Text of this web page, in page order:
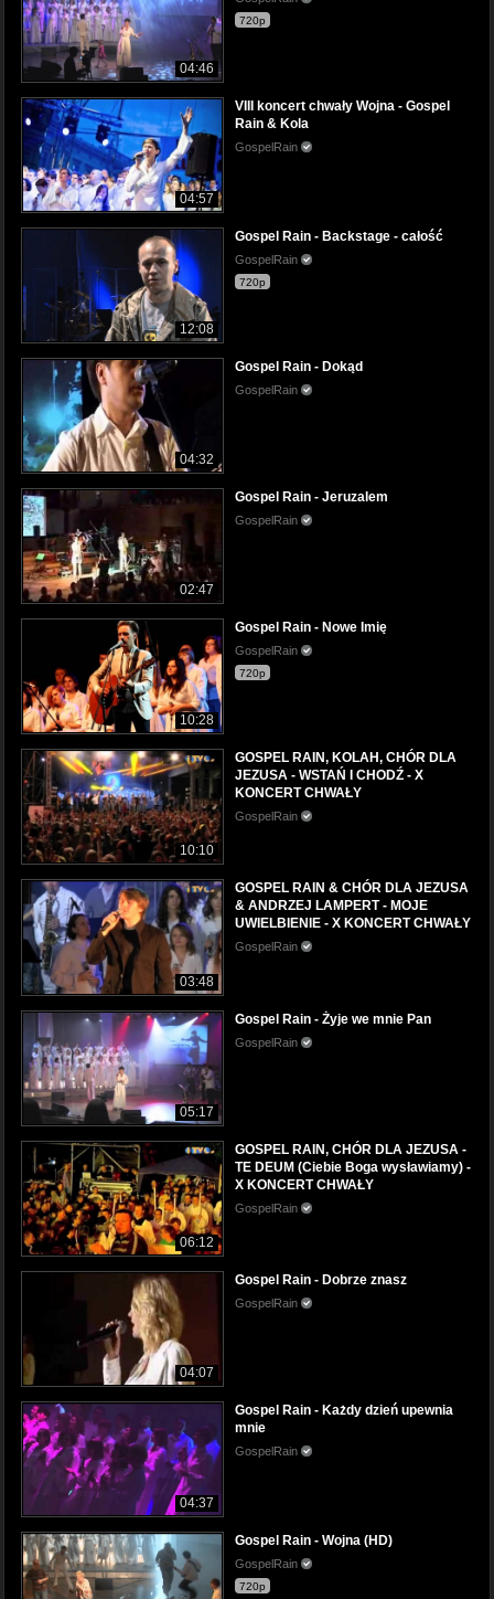
04:46
720p
04:57
VIII koncert chwały Wojna - Gospel
Rain & Kola
GospelRain
12:08
Gospel Rain - Backstage - całość
GospelRain
720p
04:32
Gospel Rain - Dokąd
GospelRain
02:47
Gospel Rain - Jeruzalem
GospelRain
10:28
Gospel Rain - Nowe Imię
GospelRain
720p
10:10
GOSPEL RAIN, KOLAH, CHÓR DLA
JEZUSA - WSTAŃ I CHODŹ - X
KONCERT CHWAŁY
GospelRain
03:48
GOSPEL RAIN & CHÓR DLA JEZUSA
& ANDRZEJ LAMPERT - MOJE
UWIELBIENIE - X KONCERT CHWAŁY
GospelRain
05:17
Gospel Rain - Żyje we mnie Pan
GospelRain
06:12
GOSPEL RAIN, CHÓR DLA JEZUSA -
TE DEUM (Ciebie Boga wysławiamy) -
X KONCERT CHWAŁY
GospelRain
04:07
Gospel Rain - Dobrze znasz
GospelRain
04:37
Gospel Rain - Każdy dzień upewnia
mnie
GospelRain
Gospel Rain - Wojna (HD)
GospelRain
720p